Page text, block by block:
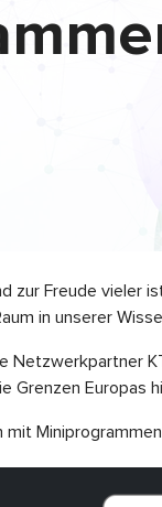
zur Freude vieler
in unserer
Netzwerkpartner
Europas
mit